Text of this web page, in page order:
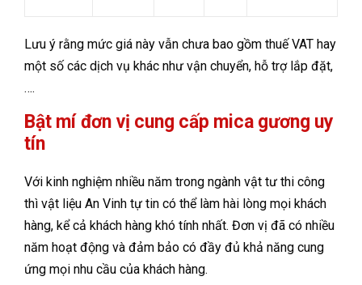
Lưu ý rằng mức giá này vẫn chưa bao gồm thuế VAT hay
một số các dịch vụ khác như vận chuyển, hỗ trợ lắp đặt,
….
Bật mí đơn vị cung cấp mica gương uy
tín
Với kinh nghiệm nhiều năm trong ngành vật tư thi công
thì vật liệu An Vinh tự tin có thể làm hài lòng mọi khách
hàng, kể cả khách hàng khó tính nhất. Đơn vị đã có nhiều
năm hoạt động và đảm bảo có đầy đủ khả năng cung
ứng mọi nhu cầu của khách hàng.